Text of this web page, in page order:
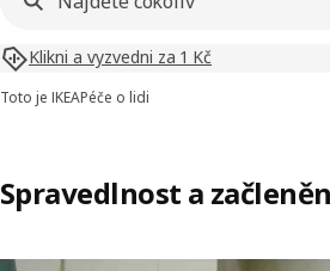
Klikni a vyzvedni za 1 Kč
Toto je IKEAPéče o lidi
Spravedlnost a